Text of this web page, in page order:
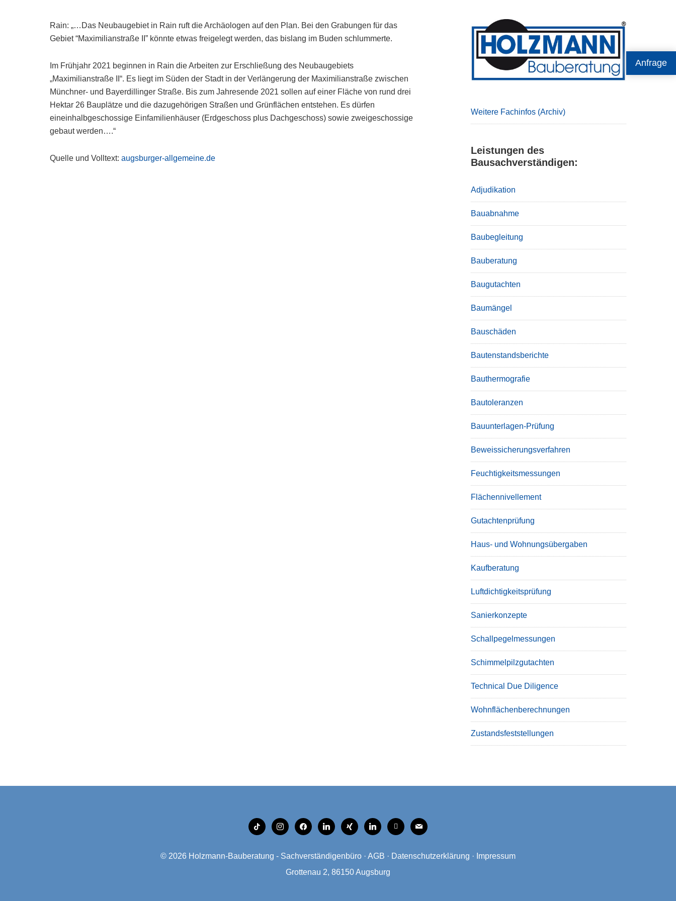
Anfrage
Rain: „…Das Neubaugebiet in Rain ruft die Archäologen auf den Plan. Bei den Grabungen für das
Gebiet “Maximilianstraße II” könnte etwas freigelegt werden, das bislang im Buden schlummerte.
Im Frühjahr 2021 beginnen in Rain die Arbeiten zur Erschließung des Neubaugebiets
„Maximilianstraße II“. Es liegt im Süden der Stadt in der Verlängerung der Maximilianstraße zwischen
Münchner- und Bayerdillinger Straße. Bis zum Jahresende 2021 sollen auf einer Fläche von rund drei
Hektar 26 Bauplätze und die dazugehörigen Straßen und Grünflächen entstehen. Es dürfen
eineinhalbgeschossige Einfamilienhäuser (Erdgeschoss plus Dachgeschoss) sowie zweigeschossige
gebaut werden….“
Quelle und Volltext: augsburger-allgemeine.de
Primary
Sidebar
Weitere Fachinfos (Archiv)
Leistungen des
Bausachverständigen:
Adjudikation
Bauabnahme
Baubegleitung
Bauberatung
Baugutachten
Baumängel
Bauschäden
Bautenstandsberichte
Bauthermografie
Bautoleranzen
Bauunterlagen-Prüfung
Beweissicherungsverfahren
Feuchtigkeitsmessungen
Flächennivellement
Gutachtenprüfung
Haus- und Wohnungsübergaben
Kaufberatung
Luftdichtigkeitsprüfung
Sanierkonzepte
Schallpegelmessungen
Schimmelpilzgutachten
Technical Due Diligence
Wohnflächenberechnungen
Zustandsfeststellungen
tiktok instagramfacebooklinkedinxing linkedinmobilemail
© 2026 Holzmann-Bauberatung - Sachverständigenbüro · AGB · Datenschutzerklärung · Impressum
Grottenau 2, 86150 Augsburg